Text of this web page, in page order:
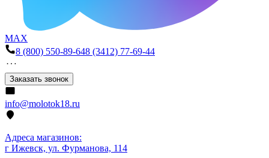
MAX
8 (800) 550-89-648 (3412) 77-69-44
Заказать звонок
info@molotok18.ru
Адреса магазинов:
г Ижевск, ул. Фурманова, 114